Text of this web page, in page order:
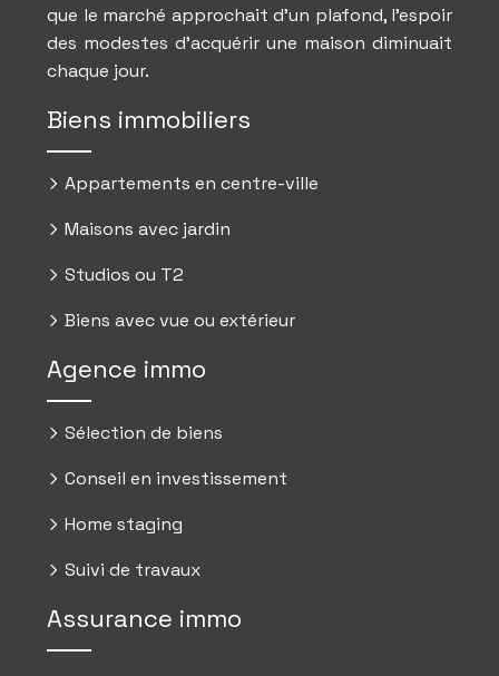
que le marché approchait d’un plafond, l’espoir
des modestes d’acquérir une maison diminuait
chaque jour.
Biens immobiliers
Appartements en centre-ville
Maisons avec jardin
Studios ou T2
Biens avec vue ou extérieur
Agence immo
Sélection de biens
Conseil en investissement
Home staging
Suivi de travaux
Assurance immo